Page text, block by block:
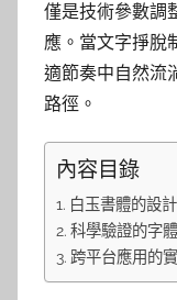
僅是技術參數調
應。當文字掙脫
適節奏中自然流
路徑。
內容目錄
白玉書體的設
科學驗證的字
跨平台應用的